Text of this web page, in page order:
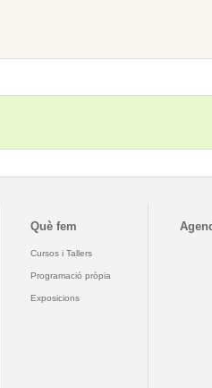
Què fem
Cursos i Tallers
Programació pròpia
Exposicions